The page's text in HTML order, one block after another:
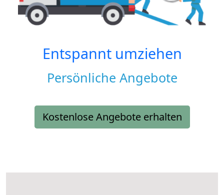
Entspannt umziehen
Persönliche Angebote
Kostenlose Angebote erhalten